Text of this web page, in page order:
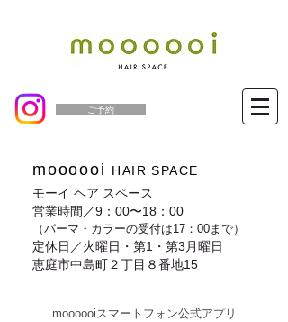
ご予約
moooooi
HAIR SPACE
モーイ ヘア スペース
営業時間／9：00〜18：00
（パーマ・カラーの受付は17：00まで）
定休日／火曜日・第1・第3月曜日
恵庭市中島町２丁目８番地15
moooooiスマートフォン公式アプリ​